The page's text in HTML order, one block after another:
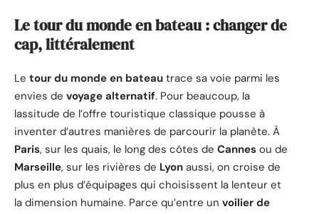
Le tour du monde en bateau : changer de
cap, littéralement
Le tour du monde en bateau trace sa voie parmi les
envies de voyage alternatif. Pour beaucoup, la
lassitude de l’offre touristique classique pousse à
inventer d’autres manières de parcourir la planète. À
Paris, sur les quais, le long des côtes de Cannes ou de
Marseille, sur les rivières de Lyon aussi, on croise de
plus en plus d’équipages qui choisissent la lenteur et
la dimension humaine. Parce qu’entre un voilier de